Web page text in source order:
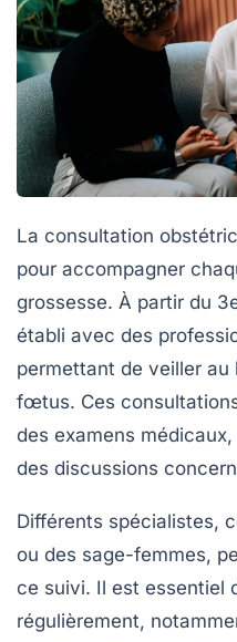
La consultation
pour accompagner
grossesse. À partir du
établi avec des
permettant de veiller
fœtus. Ces
des examens
des discussions
Différents spécialistes,
ou des sage-femmes,
ce suivi. Il est essentiel
régulièrement,